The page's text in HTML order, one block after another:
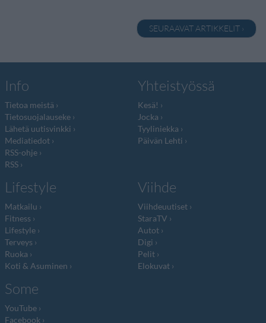
SEURAAVAT ARTIKKELIT ›
Info
Tietoa meistä
Tietosuojalauseke
Lähetä uutisvinkki
Mediatiedot
RSS-ohje
RSS
Yhteistyössä
Kesä!
Jocka
Tyyliniekka
Päivän Lehti
Lifestyle
Matkailu
Fitness
Lifestyle
Terveys
Ruoka
Koti & Asuminen
Viihde
Viihdeuutiset
StaraTV
Autot
Digi
Pelit
Elokuvat
Some
YouTube
Facebook